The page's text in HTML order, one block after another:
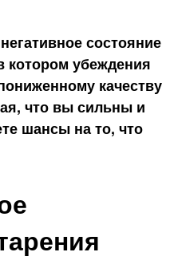
состояние
котором убеждения
качеству
что вы сильны и
шансы на то, что